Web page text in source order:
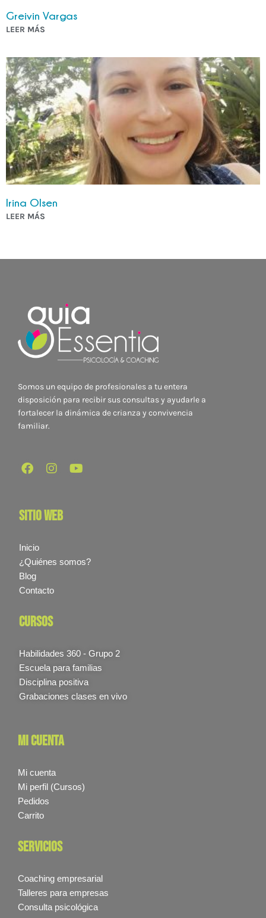
Greivin Vargas
LEER MÁS
Irina Olsen
LEER MÁS
Somos un equipo de profesionales a tu entera
disposición para recibir sus consultas y ayudarle a
fortalecer la dinámica de crianza y convivencia
familiar.
sitio web
Inicio
¿Quiénes somos?
Blog
Contacto
cursos
Habilidades 360 - Grupo 2
Escuela para familias
Disciplina positiva
Grabaciones clases en vivo
mi cuenta
Mi cuenta
Mi perfil (Cursos)
Pedidos
Carrito
servicios
Coaching empresarial
Talleres para empresas
Consulta psicológica